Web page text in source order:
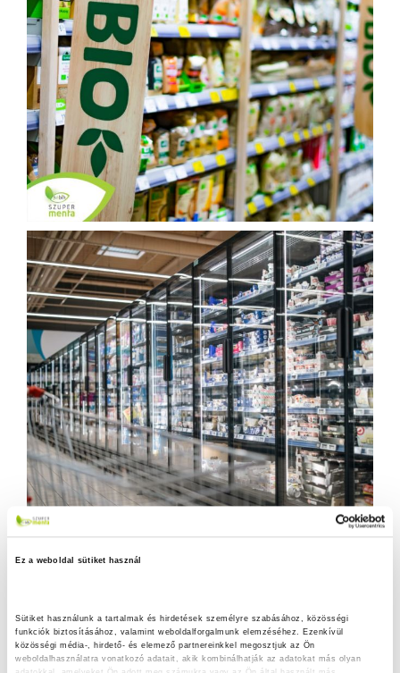
Ez a weboldal sütiket használ
Sütiket használunk a tartalmak és hirdetések személyre szabásához, közösségi
funkciók biztosításához, valamint weboldalforgalmunk elemzéséhez. Ezenkívül
közösségi média-, hirdető- és elemező partnereinkkel megosztjuk az Ön
weboldalhasználatra vonatkozó adatait, akik kombinálhatják az adatokat más olyan